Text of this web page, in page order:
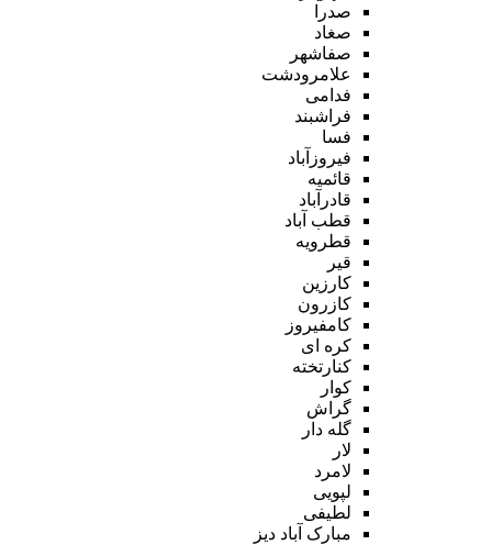
صدرا
صغاد
صفاشهر
علامرودشت
فدامی
فراشبند
فسا
فیروزآباد
قائمیه
قادرآباد
قطب آباد
قطرویه
قیر
کارزین
کازرون
کامفیروز
کره ای
کنارتخته
کوار
گراش
گله دار
لار
لامرد
لپویی
لطیفی
مبارک آباد دیز